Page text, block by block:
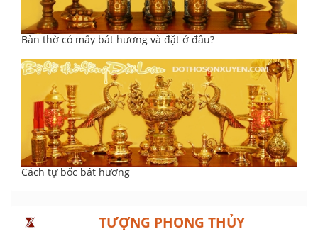
Bàn thờ có mấy bát hương và đặt ở đâu?
Cách tự bốc bát hương
TƯỢNG PHONG THỦY